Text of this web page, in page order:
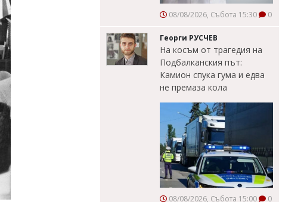
08/08/2026, Събота 15:30 0
Георги РУСЧЕВ
На косъм от трагедия на
Подбалканския път:
Камион спука гума и едва
не премаза кола
08/08/2026, Събота 15:00 0